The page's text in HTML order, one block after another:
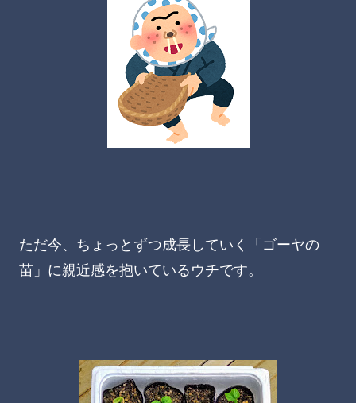
ただ今、ちょっとずつ成長していく「ゴーヤの
苗」に親近感を抱いているウチです。